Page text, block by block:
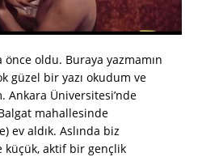
oldu. Buraya yazmamın
güzel bir yazı okudum ve
Ankara Üniversitesi’nde
mahallesinde
ev aldık. Aslında biz
küçük, aktif bir gençlik